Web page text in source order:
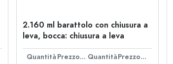
2.160 ml barattolo con chiusura a
leva, bocca: chiusura a leva
Quantità Prezzo cad. Quantità
Prezzo cad.